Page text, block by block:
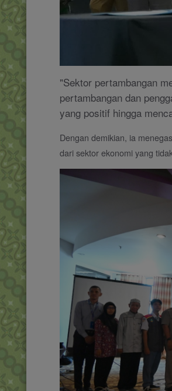
"Sektor pertambangan
pertambangan dan
yang positif hingga
Dengan demikian, ia
dari sektor ekonomi yang